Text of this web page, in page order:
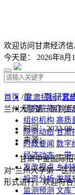
欢迎访问甘肃经济信
今天是： 2026年8月
首 页 研究
研究院简介 信
组织机构 高质
院务动态 甘肃
时政要闻 数字
经济动态 一带
发改视点 乡村
投资分析 发展
监测预测 文库
首页 /甘肃招标/其
兰州大学第一医院
时间：2022-
来源：
甘肃中金国际
对“兰州大学第一医
形式进行，欢迎符